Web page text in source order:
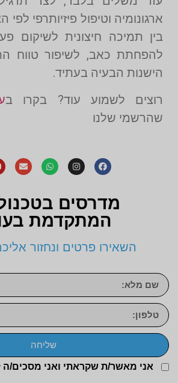
ארגונומיה וטיפול פיזיותרפי לפי
בין תמיכה חיצונית לשיקום
להפחתת כאב, לשיפור טווח
הישנות הבעיה בעתיד.
רוצים לשמוע עוד? בקרו ב
שהרשמי שלנו
מדרסים
המתקדמת
השאירו פרטים ונחזור
אני מאשר/ת שקראתי ואני מסכים/ה
שליחה